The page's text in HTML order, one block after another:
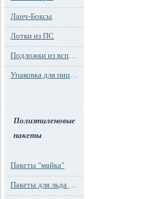
Ланч-Боксы
Лотки из ПС
Подложки из вспененного ПС
Упаковка для пиццы
Полиэтиленовые
пакеты
Пакеты "майка"
Пакеты для льда и заморозки